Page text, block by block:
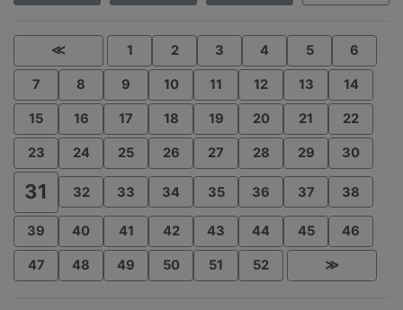
≪ 1 2 3 4 5 6
7 8 9 10 11 12 13 14
15 16 17 18 19 20 21 22
23 24 25 26 27 28 29 30
31 32 33 34 35 36 37 38
39 40 41 42 43 44 45 46
47 48 49 50 51 52 ≫